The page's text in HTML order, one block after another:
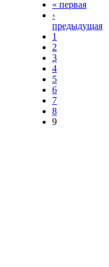
« первая
‹
предыдущая
1
2
3
4
5
6
7
8
9